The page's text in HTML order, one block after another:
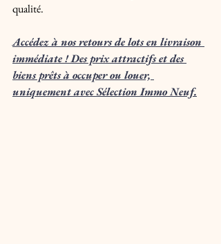
qualité.
Accédez à nos retours de lots en livraison
immédiate ! Des prix attractifs et des
biens prêts à occuper ou louer,
uniquement avec Sélection Immo Neuf.